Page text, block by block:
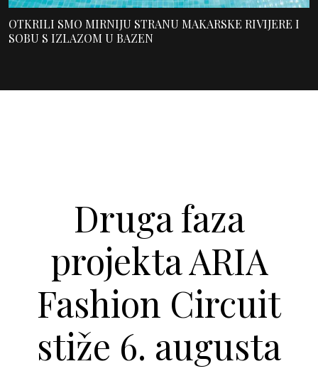
OTKRILI SMO MIRNIJU STRANU MAKARSKE RIVIJERE I
SOBU S IZLAZOM U BAZEN
Druga faza
projekta ARIA
Fashion Circuit
stiže 6. augusta